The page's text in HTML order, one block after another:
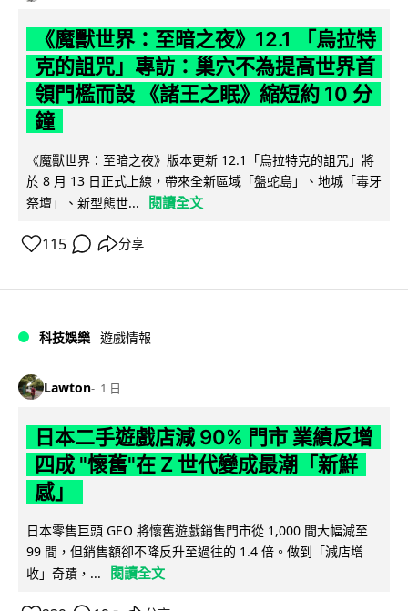
《魔獸世界：至暗之夜》12.1 「烏拉特
克的詛咒」專訪：巢穴不為提高世界首
領門檻而設 《諸王之眠》縮短約 10 分
鐘
《魔獸世界：至暗之夜》版本更新 12.1「烏拉特克的詛咒」將
於 8 月 13 日正式上線，帶來全新區域「盤蛇島」、地城「毒牙
祭壇」、新型態世...
閱讀全文
115 分享
科技娛樂 遊戲情報
Lawton 1 日
日本二手遊戲店減 90% 門市 業績反增
四成 "懷舊"在 Z 世代變成最潮「新鮮
感」
日本零售巨頭 GEO 將懷舊遊戲銷售門市從 1,000 間大幅減至
99 間，但銷售額卻不降反升至過往的 1.4 倍。做到「減店增
收」奇蹟，...
閱讀全文